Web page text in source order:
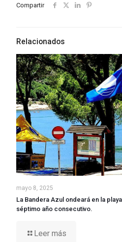
Compartir
Relacionados
mayo 8, 2025
La Bandera Azul ondeará en la
séptimo año consecutivo.
Leer más